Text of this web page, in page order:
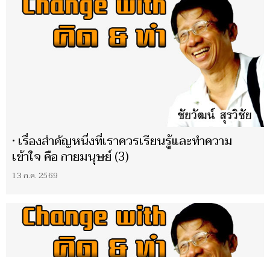
• เรื่องสำคัญหนึ่งที่เราควรเรียนรู้และทำความ
เข้าใจ คือ กายมนุษย์ (3)
13 ก.ค. 2569